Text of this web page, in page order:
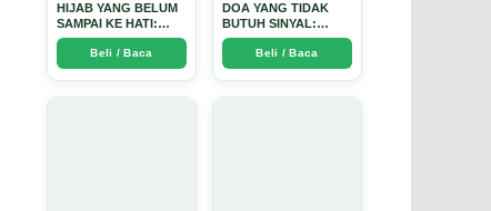
HIJAB YANG BELUM
SAMPAI KE HATI:
Ketika Cinta Seorang
Ustadz Menjadi
Cermin yang Paling
Kejam - Arda Dinata
Beli / Baca
DOA YANG TIDAK
BUTUH SINYAL:
Kisah Tiga Jiwa yang
Tersesat di Era AI dan
Menemukan Jalan
Pulang di Bulan
Ramadhan" - Arda
Beli / Baca